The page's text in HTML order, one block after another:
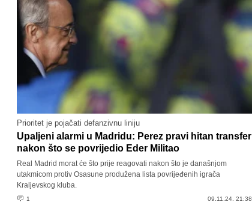
Prioritet je pojačati defanzivnu liniju
Upaljeni alarmi u Madridu: Perez pravi hitan transfer
nakon što se povrijedio Eder Militao
Real Madrid morat će što prije reagovati nakon što je današnjom
utakmicom protiv Osasune produžena lista povrijeđenih igrača
Kraljevskog kluba.
1 09.11.24. 21:38